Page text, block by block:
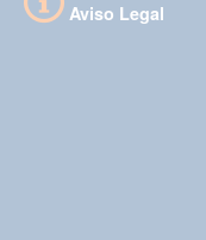
Aviso Legal